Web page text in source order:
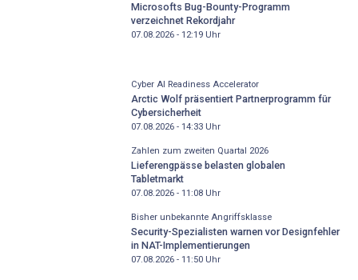
Microsofts Bug-Bounty-Programm
verzeichnet Rekordjahr
07.08.2026 - 12:19Uhr
Cyber AI Readiness Accelerator
Arctic Wolf präsentiert Partnerprogramm für
Cybersicherheit
07.08.2026 - 14:33Uhr
Zahlen zum zweiten Quartal 2026
Lieferengpässe belasten globalen
Tabletmarkt
07.08.2026 - 11:08Uhr
Bisher unbekannte Angriffsklasse
Security-Spezialisten warnen vor Designfehler
in NAT-Implementierungen
07.08.2026 - 11:50Uhr